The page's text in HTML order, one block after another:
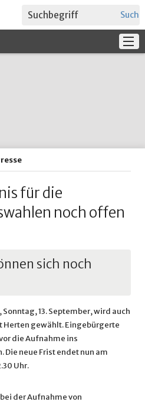
für die
noch offen
sich noch
13. September, wird auch
gewählt. Eingebürgerte
die Aufnahme ins
neue Frist endet nun am
Uhr.
der Aufnahme von